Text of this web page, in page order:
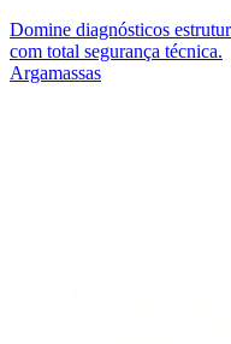
Domine diagnósticos
com total segurança técnica.
Argamassas